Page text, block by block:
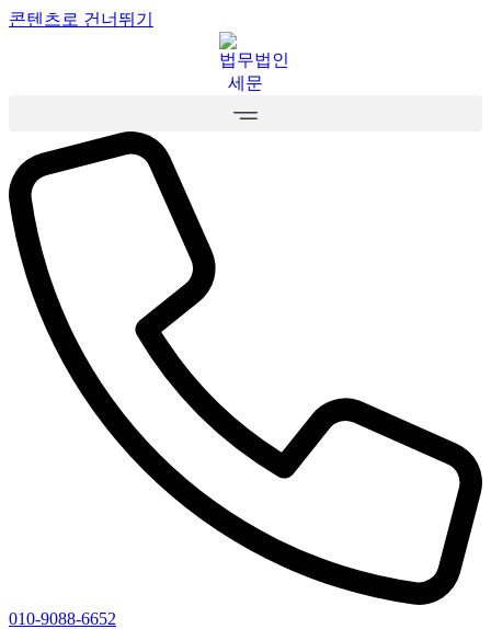
콘텐츠로 건너뛰기
010-9088-6652